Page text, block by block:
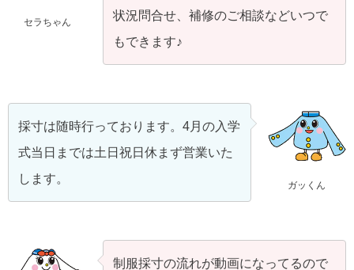
セラちゃん
状況問合せ、補修のご相談などいつで
もできます♪
ガッくん
採寸は随時行っております。4月の入学
式当日までは土日祝日休まず営業いた
します。
制服採寸の流れが動画になってるので